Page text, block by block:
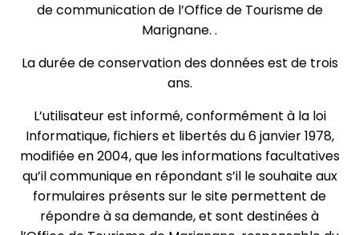
de communication de l’Office de Tourisme de
Marignane. .
La durée de conservation des données est de trois
ans.
L’utilisateur est informé, conformément à la loi
Informatique, fichiers et libertés du 6 janvier 1978,
modifiée en 2004, que les informations facultatives
qu’il communique en répondant s’il le souhaite aux
formulaires présents sur le site permettent de
répondre à sa demande, et sont destinées à